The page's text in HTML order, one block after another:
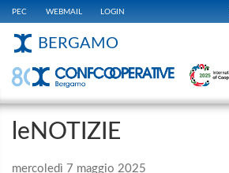
PEC WEBMAIL LOGIN
BERGAMO
leNOTIZIE
mercoledì 7 maggio 2025